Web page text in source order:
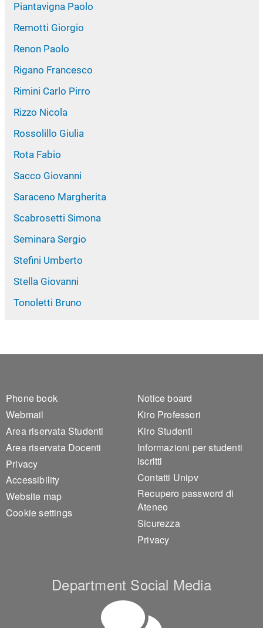
Piantavigna Paolo
Remotti Giorgio
Renon Paolo
Rigano Francesco
Rimini Carlo Pirro
Rizzo Nicola
Rossolillo Giulia
Rota Fabio
Sacco Giovanni
Saraceno Margherita
Scabrosetti Simona
Seminara Sergio
Stefini Umberto
Stella Giovanni
Tonoletti Bruno
Footer 1
Phone book
Webmail
Area riservata Studenti
Area riservata Docenti
Privacy
Accessibility
Website map
Cookie settings
Footer 2
Notice board
Kiro Professori
Kiro Studenti
Informazioni per studenti
iscritti
Contatti Unipv
Recupero password di
Ateneo
Sicurezza
Privacy
Department Social Media